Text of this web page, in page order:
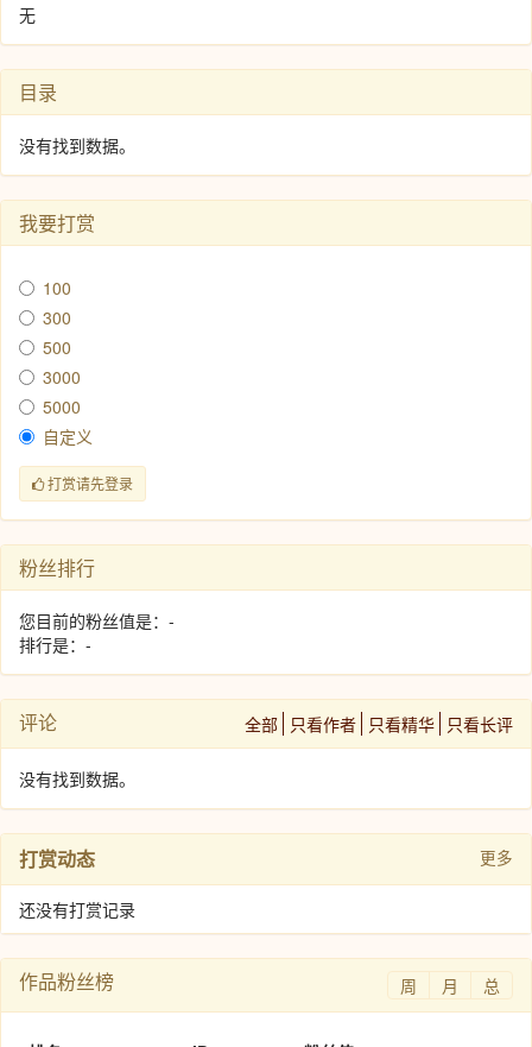
无
目录
没有找到数据。
我要打赏
100
300
500
3000
5000
自定义
打赏请先登录
粉丝排行
您目前的粉丝值是：-
排行是：-
评论 全部 只看作者 只看精华 只看长评
没有找到数据。
打赏动态 更多
还没有打赏记录
作品粉丝榜 周 月 总